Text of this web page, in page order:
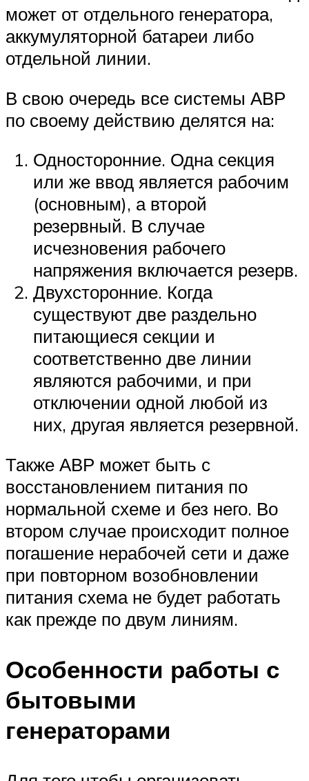
может от отдельного генератора,
аккумуляторной батареи либо
отдельной линии.
В свою очередь все системы АВР
по своему действию делятся на:
Односторонние. Одна секция
или же ввод является рабочим
(основным), а второй
резервный. В случае
исчезновения рабочего
напряжения включается резерв.
Двухсторонние. Когда
существуют две раздельно
питающиеся секции и
соответственно две линии
являются рабочими, и при
отключении одной любой из
них, другая является резервной.
Также АВР может быть с
восстановлением питания по
нормальной схеме и без него. Во
втором случае происходит полное
погашение нерабочей сети и даже
при повторном возобновлении
питания схема не будет работать
как прежде по двум линиям.
Особенности работы с
бытовыми
генераторами